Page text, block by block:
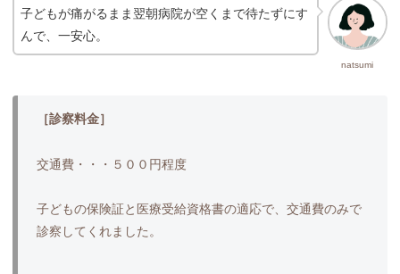
natsumi
子どもが痛がるまま翌朝病院が空くまで待たずにす
んで、一安心。
［診察料金］
交通費・・・５００円程度
子どもの保険証と医療受給資格書の適応で、交通費のみで
診察してくれました。